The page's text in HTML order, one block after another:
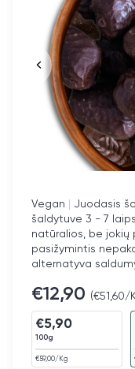
Vegan | Juodasis
šaldytuve 3 - 7
natūralios, be jokių
pasižymintis
alternatyva
€12,90 (€51,60/
€5,90
100g
€59,00/Kg